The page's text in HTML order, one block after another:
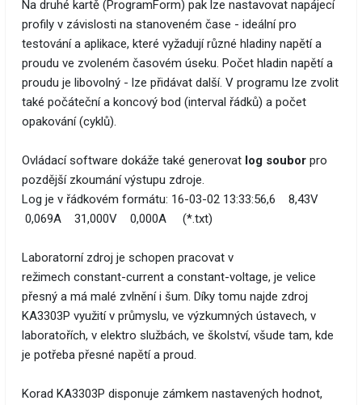
Na druhé kartě (ProgramForm) pak lze nastavovat napájecí
profily v závislosti na stanoveném čase - ideální pro
testování a aplikace, které vyžadují různé hladiny napětí a
proudu ve zvoleném časovém úseku. Počet hladin napětí a
proudu je libovolný - lze přidávat další. V programu lze zvolit
také počáteční a koncový bod (interval řádků) a počet
opakování (cyklů).
Ovládací software dokáže také generovat log soubor pro
pozdější zkoumání výstupu zdroje.
Log je v řádkovém formátu: 16-03-02 13:33:56,6 8,43V
0,069A 31,000V 0,000A (*.txt)
Laboratorní zdroj je schopen pracovat v
režimech constant-current a constant-voltage, je velice
přesný a má malé zvlnění i šum. Díky tomu najde zdroj
KA3303P využití v průmyslu, ve výzkumných ústavech, v
laboratořích, v elektro službách, ve školství, všude tam, kde
je potřeba přesné napětí a proud.
Korad KA3303P disponuje zámkem nastavených hodnot,